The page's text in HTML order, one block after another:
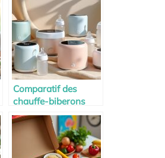
Comparatif des
chauffe-biberons
connectés